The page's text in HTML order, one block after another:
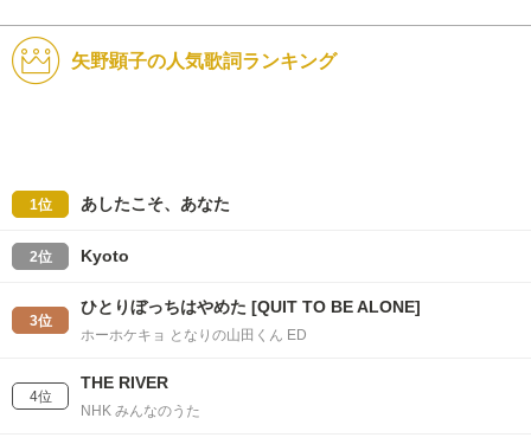
矢野顕子の人気歌詞ランキング
1位 あしたこそ、あなた
2位 Kyoto
3位
ひとりぼっちはやめた [QUIT TO BE ALONE]
ホーホケキョ となりの山田くん ED
4位
THE RIVER
NHK みんなのうた